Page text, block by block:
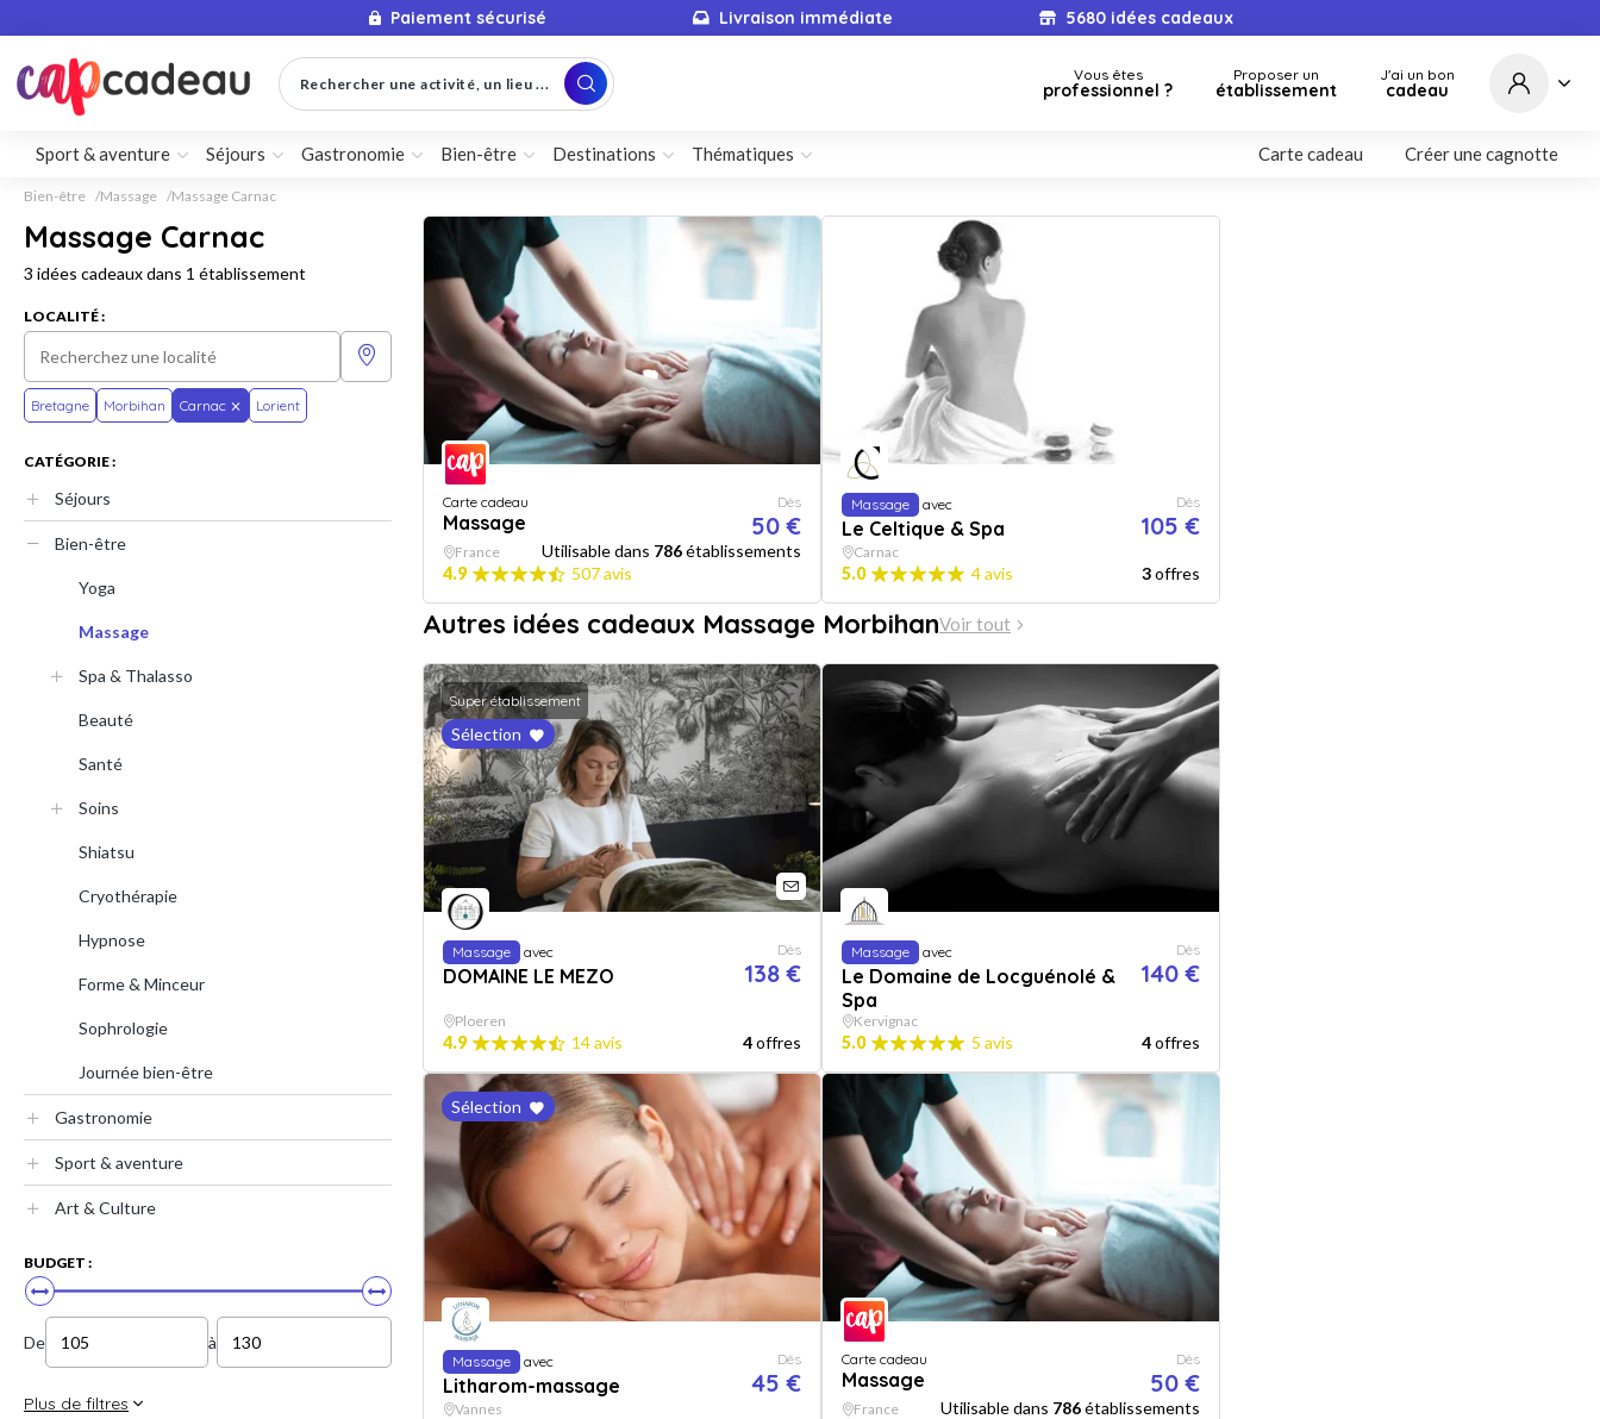
Paiement sécurisé Livraison immédiate 5680idées cadeaux
Rechercher une activité, un lieu ... Vous êtes
professionnel ?
Proposer un
établissement
J'ai un bon
cadeau
Sport & aventure Séjours Gastronomie Bien-être Destinations Thématiques Carte cadeau Créer une cagnotte
Bien-être Massage Massage Carnac
Massage Carnac
3 idées cadeaux dans 1 établissement
LOCALITÉ :
Bretagne Morbihan Carnac Lorient
CATÉGORIE :
Séjours
Bien-être
Yoga
Massage
Spa & Thalasso
Beauté
Santé
Soins
Shiatsu
Cryothérapie
Hypnose
Forme & Minceur
Sophrologie
Journée bien-être
Gastronomie
Sport & aventure
Art & Culture
BUDGET :
De à
Plus de filtres
Carte cadeau
Massage
Dès
50 €
France Utilisable dans 786établissements
4.9
507 avis
Massage avec
Le Celtique & Spa
Dès
105 €
Carnac
5.0 4 avis 3offres
Autres idées cadeaux Massage MorbihanVoir tout
Super établissement
Sélection
Massage avec
DOMAINE LE MEZO
Dès
138 €
Ploeren
4.9 14 avis 4offres
Massage avec
Le Domaine de Locguénolé &
Spa
Dès
140 €
Kervignac
5.0 5 avis 4offres
Sélection
Massage avec
Litharom-massage
Dès
45 €
Vannes
Carte cadeau
Massage
Dès
50 €
France Utilisable dans 786établissements